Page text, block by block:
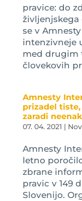
pravice: do
življenjskega
se v
intenzivneje
med drugim
človekovih
Amnesty
prizadel
zaradi
07. 04. 2021 |
Amnesty
letno
zbrane
pravic v 149
Slovenijo.